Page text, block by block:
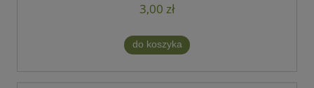
3,00 zł
do koszyka